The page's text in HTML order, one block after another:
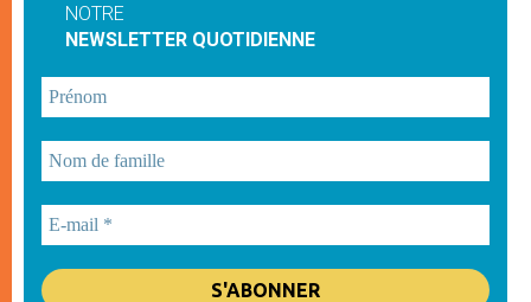
NOTRE
NEWSLETTER QUOTIDIENNE